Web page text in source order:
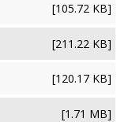
[105.72 KB]
[211.22 KB]
[120.17 KB]
[1.71 MB]